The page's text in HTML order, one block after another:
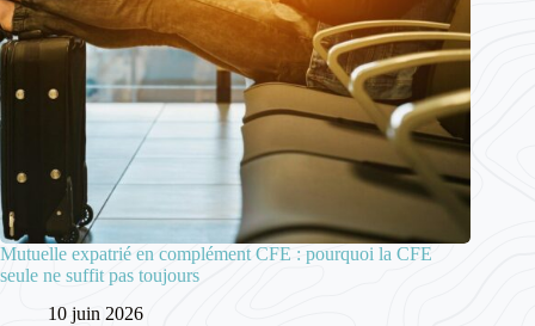
Mutuelle expatrié en complément CFE : pourquoi la CFE
seule ne suffit pas toujours
10 juin 2026